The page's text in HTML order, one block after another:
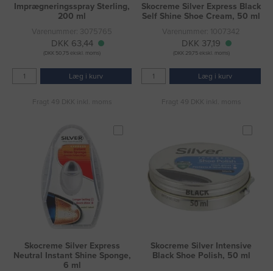
Imprægneringsspray Sterling,
200 ml
Varenummer: 3075765
DKK 63,44
(DKK 50,75 ekskl. moms)
Læg i kurv
Fragt 49 DKK inkl. moms
Skocreme Silver Express Black
Self Shine Shoe Cream, 50 ml
Varenummer: 1007342
DKK 37,19
(DKK 29,75 ekskl. moms)
Læg i kurv
Fragt 49 DKK inkl. moms
Skocreme Silver Express
Neutral Instant Shine Sponge,
6 ml
Skocreme Silver Intensive
Black Shoe Polish, 50 ml